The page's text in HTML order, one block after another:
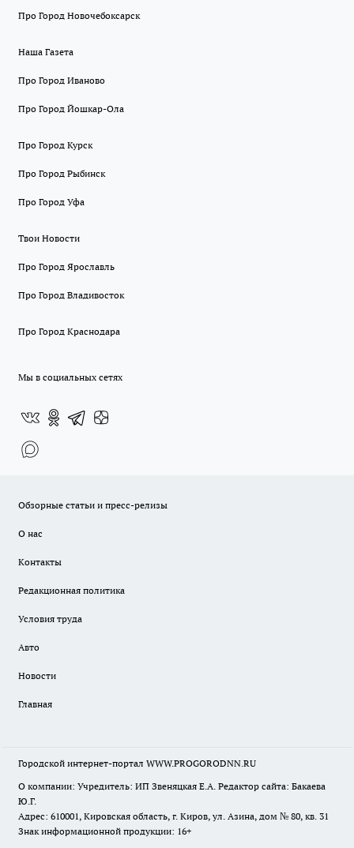
Про Город Новочебоксарск
Наша Газета
Про Город Иваново
Про Город Йошкар-Ола
Про Город Курск
Про Город Рыбинск
Про Город Уфа
Твои Новости
Про Город Ярославль
Про Город Владивосток
Про Город Краснодара
Мы в социальных сетях
Обзорные статьи и пресс-релизы
О нас
Контакты
Редакционная политика
Условия труда
Авто
Новости
Главная
Городской интернет-портал WWW.PROGORODNN.RU
О компании: Учредитель: ИП Звеняцкая Е.А. Редактор сайта: Бакаева
Ю.Г.
Адрес: 610001, Кировская область, г. Киров, ул. Азина, дом № 80, кв. 31
Знак информационной продукции: 16+